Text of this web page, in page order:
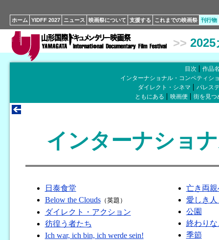
ホーム YIDFF 2027 ニュース 映画祭について 支援する これまでの映画祭 刊行物
>>
目次
作品
インターナショナル・コンペティシ
ダイレクト・シネマ
パレス
ともにある
映画便 街を見つ
インターナショ
日泰食堂
Below the Clouds（英題）
ダイレクト・アクション
彷徨う者たち
Ich war, ich bin, ich werde sein!
亡き両
愛しき人
公園
終わりな
季節